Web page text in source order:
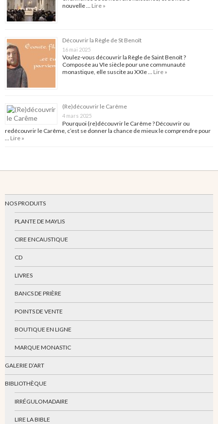
nouvelle … Lire »
Découvrir la Règle de St Benoît
16 mai 2025
Voulez-vous découvrir la Règle de Saint Benoît ?
Composée au VIe siècle pour une communauté
monastique, elle suscite au XXIe … Lire »
(Re)découvrir le Carême
4 mars 2025
Pourquoi (re)découvrir le Carême ? Découvrir ou
redécouvrir le Carême, c’est se donner la chance de mieux le comprendre pour
… Lire »
NOS PRODUITS
PLANTE DE MAYLIS
CIRE ENCAUSTIQUE
CD
LIVRES
BANCS DE PRIÈRE
POINTS DE VENTE
BOUTIQUE EN LIGNE
MARQUE MONASTIC
GALERIE D’ART
BIBLIOTHÈQUE
IRRÉGULOMADAIRE
LIRE LA BIBLE